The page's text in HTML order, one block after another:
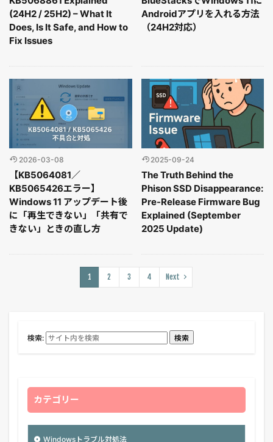
(24H2 / 25H2) – What It
Does, Is It Safe, and How to
Fix Issues
Androidアプリを入れる方法
（24H2対応）
2026-03-08
【KB5064081／
KB5065426エラー】
Windows 11 アップデート後
に「再生できない」「共有で
きない」ときの直し方
2025-09-24
The Truth Behind the
Phison SSD Disappearance:
Pre-Release Firmware Bug
Explained (September
2025 Update)
1 2 3 4 Next
検索: 検索
カテゴリー
Windowsトラブル対処法